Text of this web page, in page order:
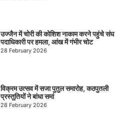
उज्जैन में चोरी की कोशिश नाकाम करने पहुंचे संघ
पदाधिकारी पर हमला, आंख में गंभीर चोट
28 February 2026
विक्रम उत्सव में सजा पुतुल समारोह, कठपुतली
प्रस्तुतियों ने बांधा समां
28 February 2026